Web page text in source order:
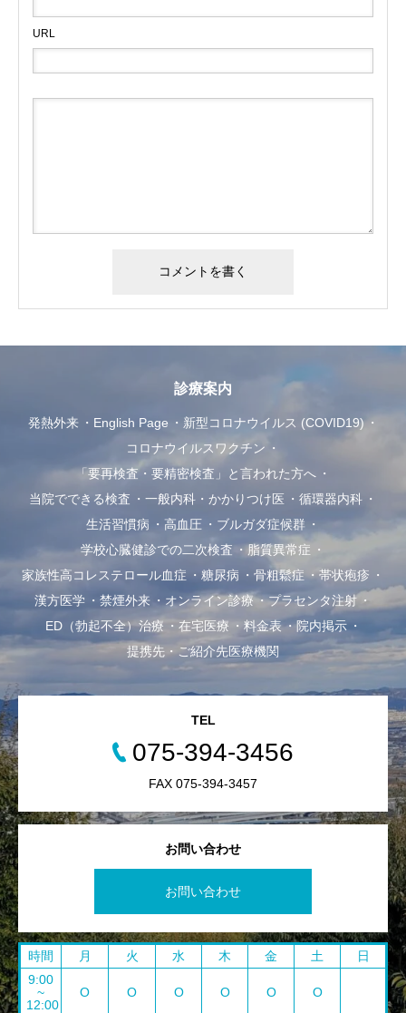
URL
診療案内
発熱外来 English Page
新型コロナウイルス (COVID19)
コロナウイルスワクチン
「要再検査・要精密検査」と言われた方へ
当院でできる検査
一般内科・かかりつけ医
循環器内科
生活習慣病
高血圧
ブルガダ症候群
学校心臓健診での二次検査
脂質異常症
家族性高コレステロール血症
糖尿病 骨粗鬆症
帯状疱疹
漢方医学
禁煙外来 オンライン診療
プラセンタ注射
ED（勃起不全）治療
在宅医療 料金表
院内掲示
提携先・ご紹介先医療機関
お問い合わせ
お問い合わせ
TEL
075-394-3456
FAX 075-394-3457
時間 月 火 水 木 金 土
日
9:00
~
12:00
O O O O O O